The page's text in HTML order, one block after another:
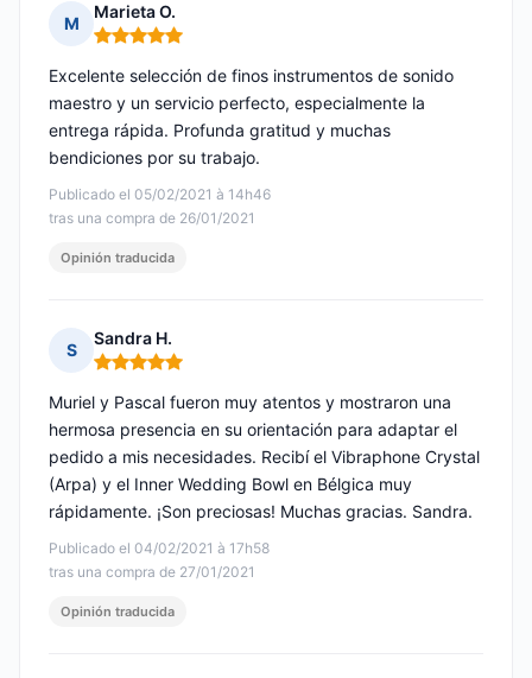
M
Marieta O.
Nota: 5 de 5
Publicado el 05/02/2021 à 14h46
tras una compra de 26/01/2021
Excelente selección de finos instrumentos de sonido
maestro y un servicio perfecto, especialmente la
entrega rápida. Profunda gratitud y muchas
bendiciones por su trabajo.
Opinión traducida
S
Sandra H.
Nota: 5 de 5
Publicado el 04/02/2021 à 17h58
tras una compra de 27/01/2021
Muriel y Pascal fueron muy atentos y mostraron una
hermosa presencia en su orientación para adaptar el
pedido a mis necesidades. Recibí el Vibraphone Crystal
(Arpa) y el Inner Wedding Bowl en Bélgica muy
rápidamente. ¡Son preciosas! Muchas gracias. Sandra.
Opinión traducida